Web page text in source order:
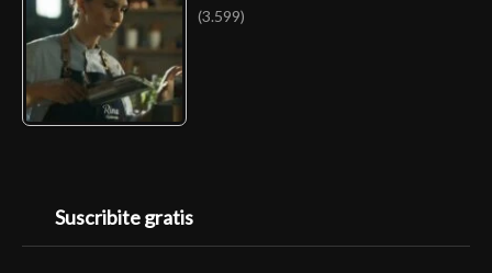
(3.599)
Suscribite gratis